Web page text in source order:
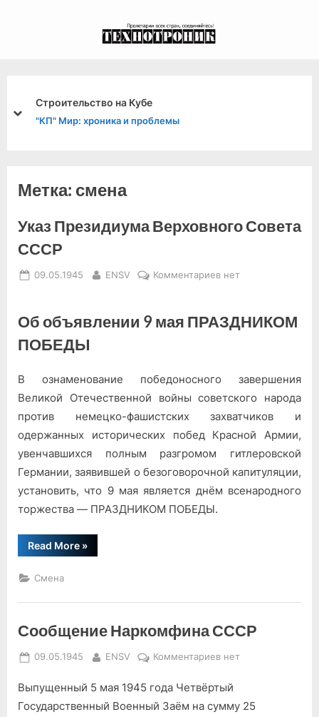
Строительство на Кубе
"КП" Мир: хроника и проблемы
prev
next
Метка: смена
Указ Президиума Верховного Совета
СССР
Posted
09.05.1945 By
ENSV Комментариевк
Президиума
нет
Об объявлении 9 мая ПРАЗДНИКОМ
ПОБЕДЫ
В ознаменование победоносного завершения
Великой Отечественной войны советского народа
против немецко-фашистских захватчиков и
одержанных исторических побед Красной Армии,
увенчавшихся полным разгромом гитлеровской
Германии, заявившей о безоговорочной капитуляции,
установить, что 9 мая является днём всенародного
торжества — ПРАЗДНИКОМ ПОБЕДЫ.
Read More“Указ
Президиума
»
Смена
Сообщение Наркомфина СССР
Posted
09.05.1945 By
ENSV Комментариевк
Сообщение
Наркомфина
нет
Выпущенный 5 мая 1945 года Четвёртый
Государственный Военный Заём на сумму 25